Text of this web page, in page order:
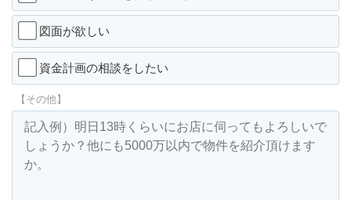
図面が欲しい
資金計画の相談をしたい
【その他】